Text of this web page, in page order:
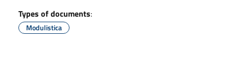
Types of documents:
Modulistica